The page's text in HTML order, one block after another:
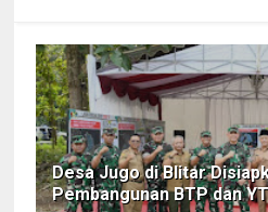
Desa Jugo di Blitar
Pembangunan BTP dan